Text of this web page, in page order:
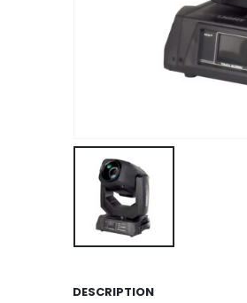
DESCRIPTION